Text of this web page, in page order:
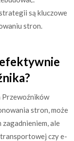
są kluczowe
stron.
Przewoźników
stron, może
ale
czy e-